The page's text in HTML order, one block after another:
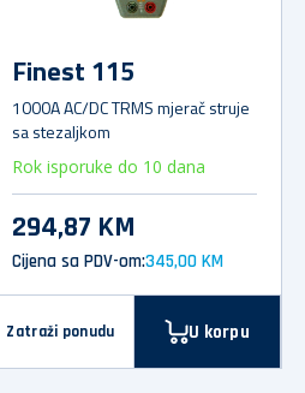
Finest 115
1000A AC/DC TRMS mjerač struje
sa stezaljkom
Rok isporuke do 10 dana
294,87 KM
Cijena sa PDV-om:345,00 KM
Zatraži ponudu U korpu